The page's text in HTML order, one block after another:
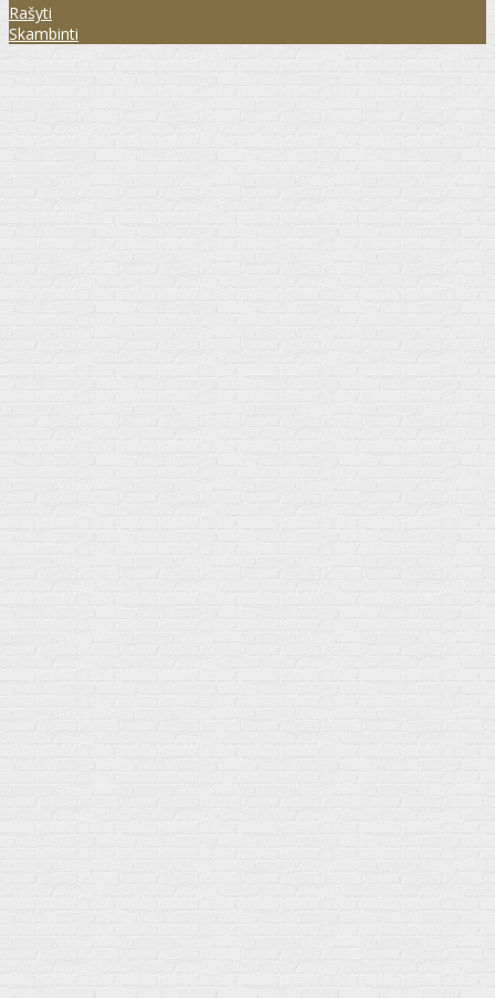
Rašyti
Skambinti